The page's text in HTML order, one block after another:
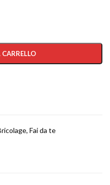
, Fai da te